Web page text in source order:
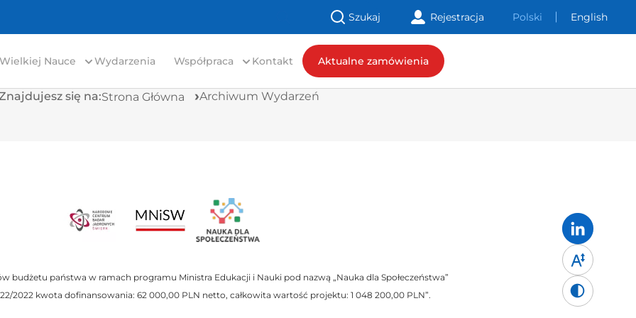
Polski English
Szukaj
Nawigacja
nagłówka
Rejestracja
Nauce
WARWICK Wydarzenia Współpraca
Transfer technologii Kontakt Aktualne zamówienia
się na:Strona Główna Archiwum Wydarzeń
budżetu państwa w ramach programu Ministra Edukacji i Nauki pod nazwą „Nauka dla Społeczeństwa”
2022 kwota dofinansowania: 62 000,00 PLN netto, całkowita wartość projektu: 1 048 200,00 PLN”.